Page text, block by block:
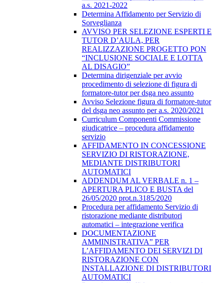
a.s. 2021-2022
Determina Affidamento per Servizio di
Sorveglianza
AVVISO PER SELEZIONE ESPERTI E
TUTOR D’AULA, PER
REALIZZAZIONE PROGETTO PON
“INCLUSIONE SOCIALE E LOTTA
AL DISAGIO”
Determina dirigenziale per avvio
procedimento di selezione di figura di
formatore-tutor per dsga neo assunto
Avviso Selezione figura di formatore-tutor
del dsga neo assunto per a.s. 2020/2021
Curriculum Componenti Commissione
giudicatrice – procedura affidamento
servizio
AFFIDAMENTO IN CONCESSIONE
SERVIZIO DI RISTORAZIONE,
MEDIANTE DISTRIBUTORI
AUTOMATICI
ADDENDUM AL VERBALE n. 1 –
APERTURA PLICO E BUSTA del
26/05/2020 prot.n.3185/2020
Procedura per affidamento Servizio di
ristorazione mediante distributori
automatici – integrazione verifica
DOCUMENTAZIONE
AMMINISTRATIVA” PER
L’AFFIDAMENTO DEI SERVIZI DI
RISTORAZIONE CON
INSTALLAZIONE DI DISTRIBUTORI
AUTOMATICI